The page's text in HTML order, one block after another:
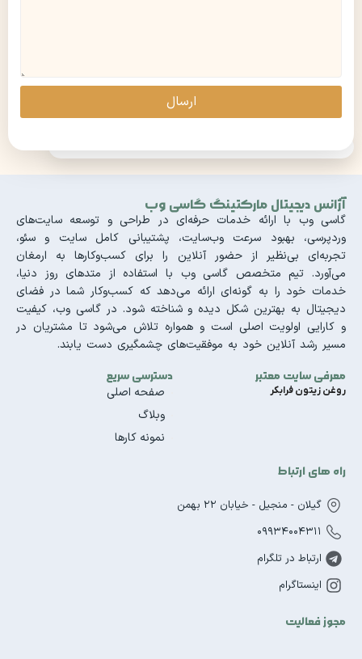
ارسال
آژانس دیجیتال مارکتینگ گاسی وب
گاسی وب با ارائه خدمات حرفه‌ای در طراحی و توسعه سایت‌های
وردپرسی، بهبود سرعت وب‌سایت، پشتیبانی کامل سایت و سئو،
تجربه‌ای بی‌نظیر از حضور آنلاین را برای کسب‌وکارها به ارمغان
می‌آورد. تیم متخصص گاسی وب با استفاده از متدهای روز دنیا،
خدمات خود را به گونه‌ای ارائه می‌دهد که کسب‌وکار شما در فضای
دیجیتال به بهترین شکل دیده و شناخته شود. در گاسی وب، کیفیت
و کارایی اولویت اصلی است و همواره تلاش می‌شود تا مشتریان در
مسیر رشد آنلاین خود به موفقیت‌های چشمگیری دست یابند.
معرفی سایت معتبر
روغن زیتون فرابکر
دسترسی سریع
صفحه اصلی
وبلاگ
نمونه کارها
راه های ارتباط
گیلان - منجیل - خیابان 22 بهمن
09934004311
ارتباط در تلگرام
اینستاگرام
مجوز فعالیت